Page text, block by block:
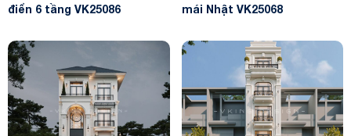
điển 6 tầng VK25086
mái Nhật VK25068